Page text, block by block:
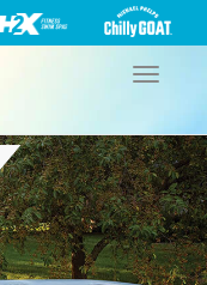
Sehen
Sie
Michael
GOAT
Wannen
von
Master
Spas
Navigation